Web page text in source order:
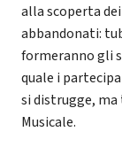
alla scoperta
abbandonati:
formeranno gli
quale i
si distrugge,
Musicale.